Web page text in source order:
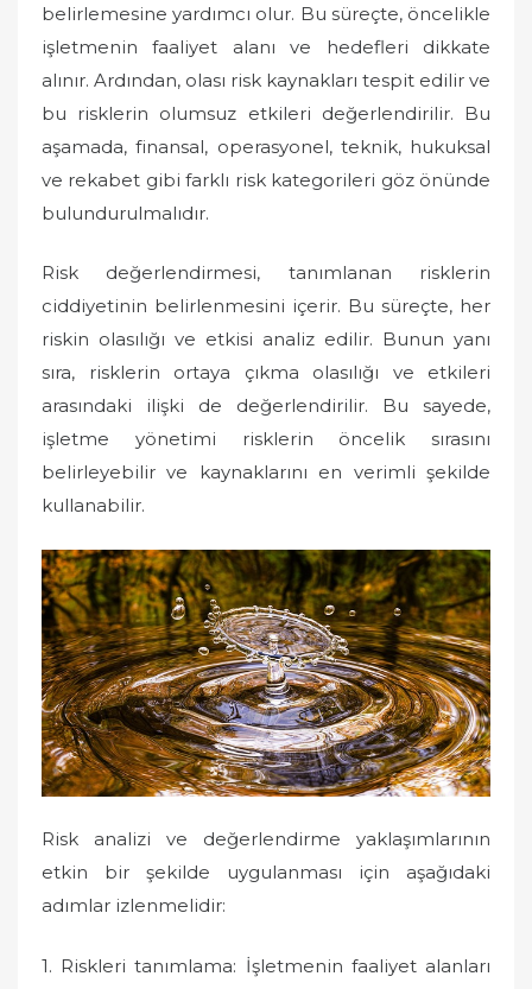
belirlemesine yardımcı olur. Bu süreçte, öncelikle
işletmenin faaliyet alanı ve hedefleri dikkate
alınır. Ardından, olası risk kaynakları tespit edilir ve
bu risklerin olumsuz etkileri değerlendirilir. Bu
aşamada, finansal, operasyonel, teknik, hukuksal
ve rekabet gibi farklı risk kategorileri göz önünde
bulundurulmalıdır.
Risk değerlendirmesi, tanımlanan risklerin
ciddiyetinin belirlenmesini içerir. Bu süreçte, her
riskin olasılığı ve etkisi analiz edilir. Bunun yanı
sıra, risklerin ortaya çıkma olasılığı ve etkileri
arasındaki ilişki de değerlendirilir. Bu sayede,
işletme yönetimi risklerin öncelik sırasını
belirleyebilir ve kaynaklarını en verimli şekilde
kullanabilir.
Risk analizi ve değerlendirme yaklaşımlarının
etkin bir şekilde uygulanması için aşağıdaki
adımlar izlenmelidir:
1. Riskleri tanımlama: İşletmenin faaliyet alanları